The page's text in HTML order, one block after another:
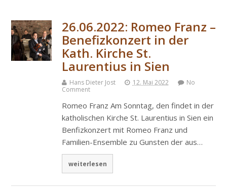
26.06.2022: Romeo Franz –
Benefizkonzert in der
Kath. Kirche St.
Laurentius in Sien
Hans Dieter Jost 12. Mai 2022
No
Comment
Romeo Franz Am Sonntag, den findet in der
katholischen Kirche St. Laurentius in Sien ein
Benfizkonzert mit Romeo Franz und
Familien-Ensemble zu Gunsten der aus…
weiterlesen